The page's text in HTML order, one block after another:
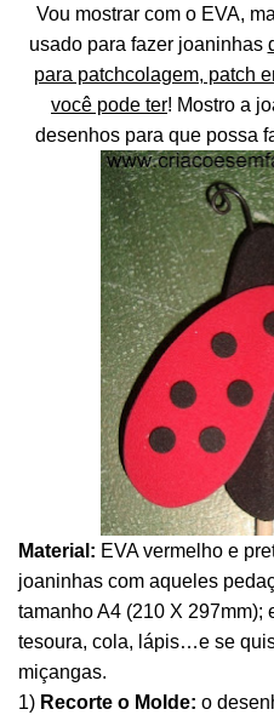
Vou mostrar com o EVA,
usado para fazer joaninhas
para patchcolagem, patch
você pode ter! Mostro a
desenhos para que possa
Material: EVA vermelho e
joaninhas com aqueles
tamanho A4 (210 X 297mm);
tesoura, cola, lápis…e se
miçangas.
1) Recorte o Molde: o